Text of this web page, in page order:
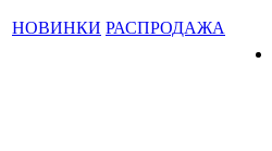
НОВИНКИ РАСПРОДАЖА